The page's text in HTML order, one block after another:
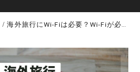
海外旅行にWi-Fiは必要？Wi-Fiが必要な理由を徹底解説します